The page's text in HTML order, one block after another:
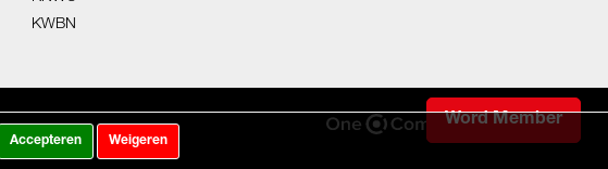
KWBN
Word Member
Accepteren Weigeren